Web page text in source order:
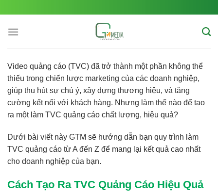
content
Video quảng cáo (TVC) đã trở thành một phần không thể
thiếu trong chiến lược marketing của các doanh nghiệp,
giúp thu hút sự chú ý, xây dựng thương hiệu, và tăng
cường kết nối với khách hàng. Nhưng làm thế nào để tạo
ra một làm TVC quảng cáo chất lượng, hiệu quả?
Dưới bài viết này GTM sẽ hướng dẫn bạn quy trình làm
TVC quảng cáo từ A đến Z để mang lại kết quả cao nhất
cho doanh nghiệp của bạn.
Cách Tạo Ra TVC Quảng Cáo Hiệu Quả